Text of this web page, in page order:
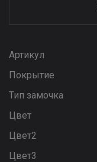
Артикул
Покрытие
Тип замочка
Цвет
Цвет2
Цвет3